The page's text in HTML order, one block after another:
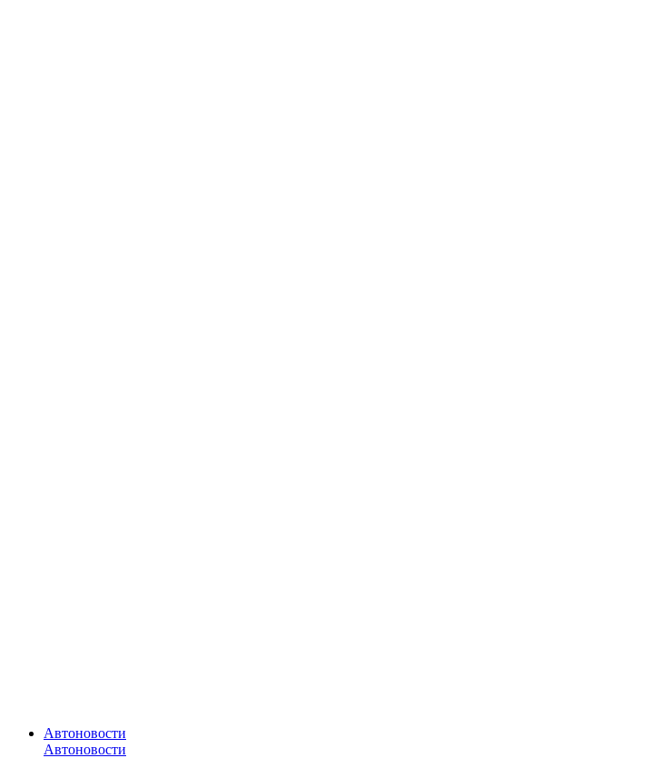
Автоновости
Автоновости